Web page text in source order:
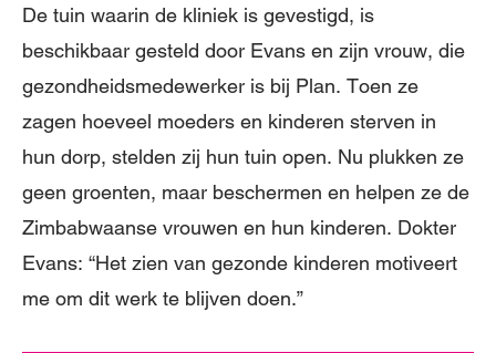
De tuin waarin de kliniek is gevestigd, is
beschikbaar gesteld door Evans en zijn vrouw, die
gezondheidsmedewerker is bij Plan. Toen ze
zagen hoeveel moeders en kinderen sterven in
hun dorp, stelden zij hun tuin open. Nu plukken ze
geen groenten, maar beschermen en helpen ze de
Zimbabwaanse vrouwen en hun kinderen. Dokter
Evans: “Het zien van gezonde kinderen motiveert
me om dit werk te blijven doen.”